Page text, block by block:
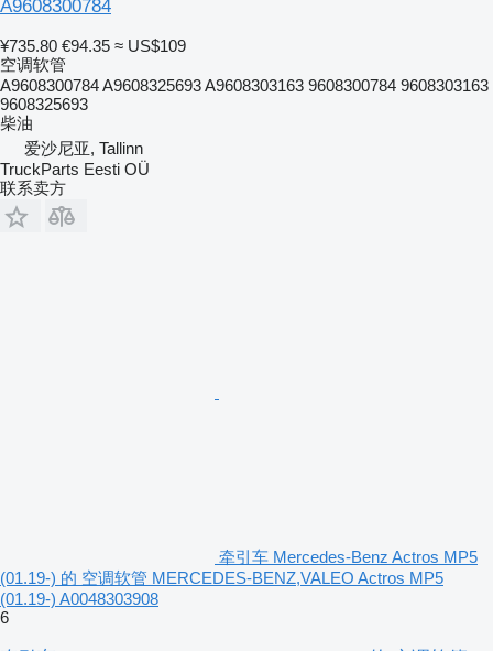
A9608300784
¥735.80 €94.35 ≈ US$109
空调软管
A9608300784 A9608325693 A9608303163 9608300784 9608303163
9608325693
柴油
爱沙尼亚, Tallinn
TruckParts Eesti OÜ
联系卖方
牵引车 Mercedes-Benz Actros MP5
(01.19-) 的 空调软管 MERCEDES-BENZ,VALEO Actros MP5
(01.19-) A0048303908
6